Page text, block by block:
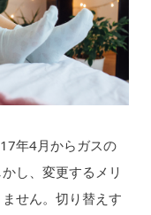
年4月からガスの
し、変更するメリ
せん。切り替えす